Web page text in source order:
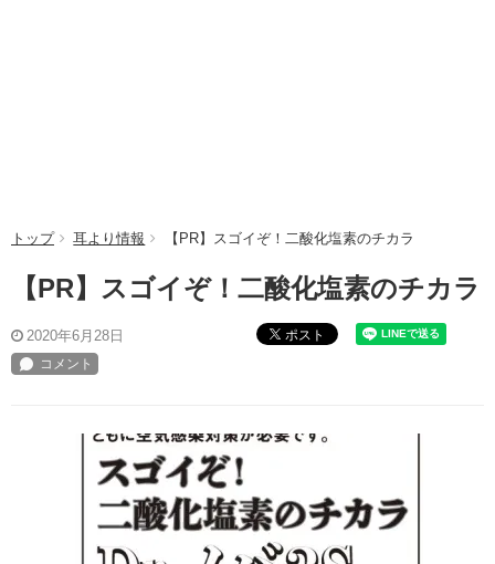
トップ 耳より情報 【PR】スゴイぞ！二酸化塩素のチカラ
【PR】スゴイぞ！二酸化塩素のチカラ
2020年6月28日 ポスト